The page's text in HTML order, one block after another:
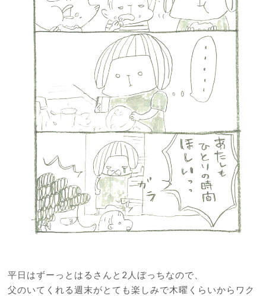
平日はずーっとはるさんと2人ぼっちなので、
父のいてくれる週末がとても楽しみで木曜くらいからワク